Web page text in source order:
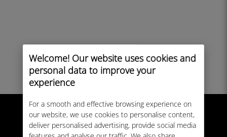
Welcome! Our website uses cookies and
personal data to improve your
experience
For a smooth and effective browsing experience on
our website, we use cookies to personalise content,
deliver personalised advertising, provide social media